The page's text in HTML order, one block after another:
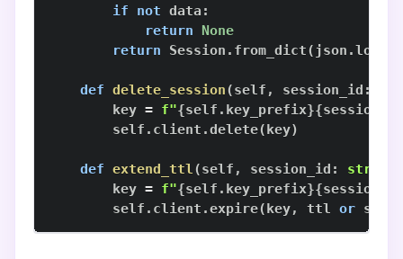
if
not data :
return
None
return Session . from_dict( json .loads
def delete_session(self , session_id :
        key
= f"{self . key_prefix}{session_id
        self
. client .delete(key)
def extend_ttl(self , session_id : str
        key
= f"{self . key_prefix}{session_id
        self
. client .expire(key, ttl or self